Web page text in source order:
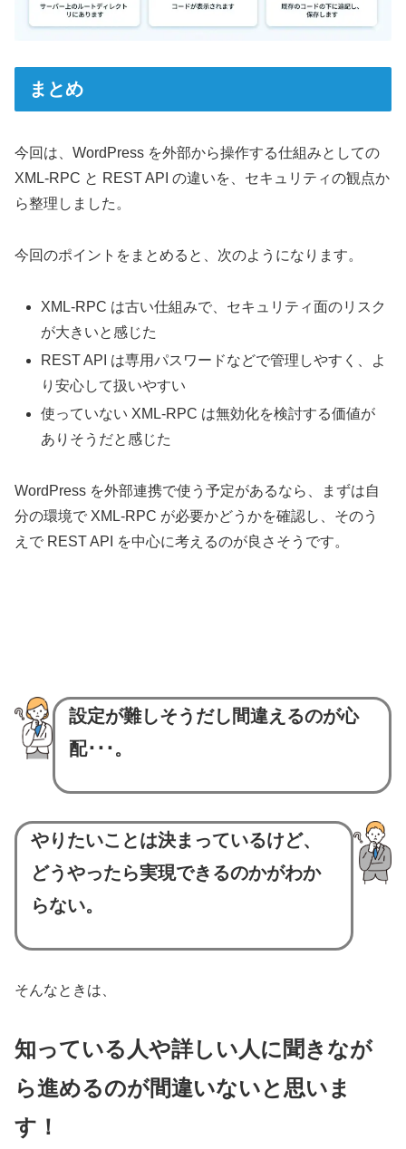
まとめ
今回は、WordPress を外部から操作する仕組みとしての
XML-RPC と REST API の違いを、セキュリティの観点か
ら整理しました。
今回のポイントをまとめると、次のようになります。
XML-RPC は古い仕組みで、セキュリティ面のリスク
が大きいと感じた
REST API は専用パスワードなどで管理しやすく、よ
り安心して扱いやすい
使っていない XML-RPC は無効化を検討する価値が
ありそうだと感じた
WordPress を外部連携で使う予定があるなら、まずは自
分の環境で XML-RPC が必要かどうかを確認し、そのう
えで REST API を中心に考えるのが良さそうです。
設定が難しそうだし間違えるのが心
配･･･。
やりたいことは決まっているけど、
どうやったら実現できるのかがわか
らない。
そんなときは、
知っている人や詳しい人に聞きなが
ら進めるのが間違いないと思いま
す！